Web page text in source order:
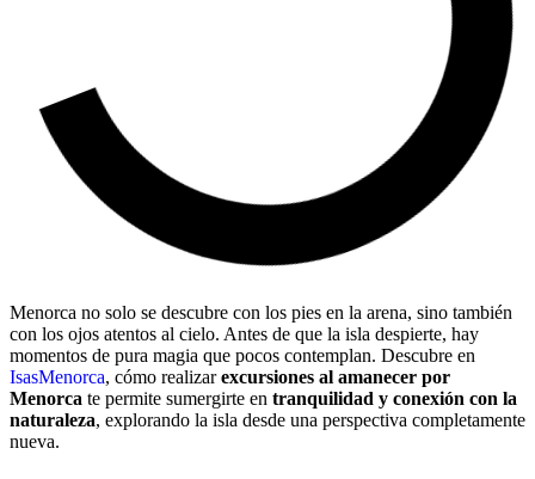
Menorca no solo se descubre con los pies en la arena, sino también
con los ojos atentos al cielo. Antes de que la isla despierte, hay
momentos de pura magia que pocos contemplan. Descubre en
IsasMenorca, cómo realizarexcursiones al amanecer por
Menorca te permite sumergirte en tranquilidad y conexión con la
naturaleza, explorando la isla desde una perspectiva completamente
nueva.